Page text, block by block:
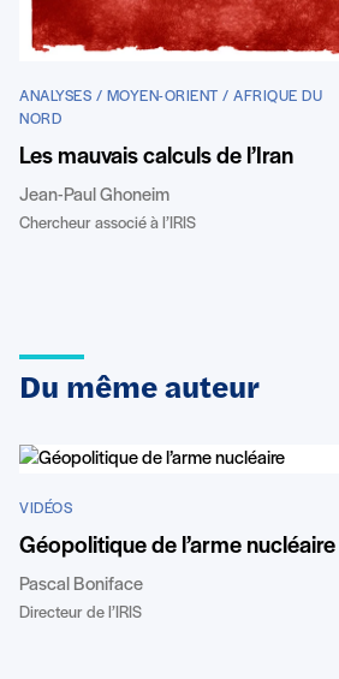
ANALYSES / MOYEN-ORIENT / AFRIQUE DU
NORD
Les mauvais calculs de l’Iran
Jean-Paul Ghoneim
Chercheur associé à l’IRIS
Du même auteur
VIDÉOS
Géopolitique de l’arme nucléaire
Pascal Boniface
Directeur de l’IRIS